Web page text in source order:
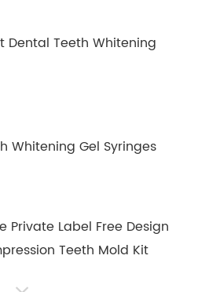
Dental Teeth Whitening
Whitening Gel Syringes
Private Label Free Design
Teeth Mold Kit